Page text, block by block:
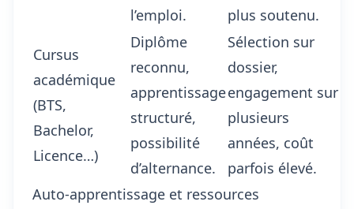
l’emploi.
plus soutenu.
Cursus
académique
(BTS,
Bachelor,
Licence…)
Diplôme
reconnu,
apprentissage
structuré,
possibilité
d’alternance.
Sélection sur
dossier,
engagement sur
plusieurs
années, coût
parfois élevé.
Auto-apprentissage et ressources